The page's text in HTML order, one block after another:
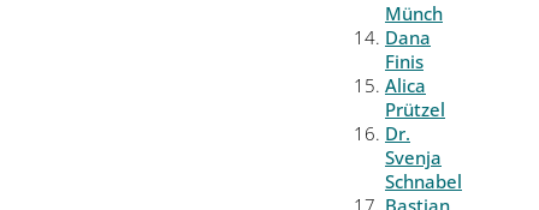
Münch
Dana
Finis
Alica
Prützel
Dr.
Svenja
Schnabel
Bastian